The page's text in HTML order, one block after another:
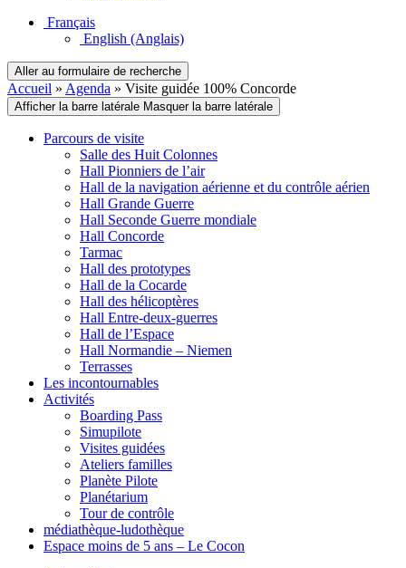
Français
English (Anglais)
Aller au formulaire de recherche
Accueil » Agenda » Visite guidée 100% Concorde
Afficher la barre latérale Masquer la barre latérale
Parcours de visite
Salle des Huit Colonnes
Hall Pionniers de l’air
Hall de la navigation aérienne et du contrôle aérien
Hall Grande Guerre
Hall Seconde Guerre mondiale
Hall Concorde
Tarmac
Hall des prototypes
Hall de la Cocarde
Hall des hélicoptères
Hall Entre-deux-guerres
Hall de l’Espace
Hall Normandie – Niemen
Terrasses
Les incontournables
Activités
Boarding Pass
Simupilote
Visites guidées
Ateliers familles
Planète Pilote
Planétarium
Tour de contrôle
médiathèque-ludothèque
Espace moins de 5 ans – Le Cocon